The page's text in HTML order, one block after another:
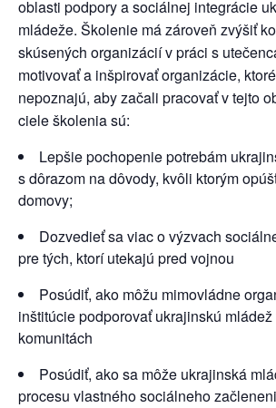
oblasti podpory a sociálnej integrácie
mládeže. Školenie má zároveň zvýšiť
skúsených organizácií v práci s
motivovať a inšpirovať organizácie,
nepoznajú, aby začali pracovať v tejto
ciele školenia sú:
Lepšie pochopenie potrebám
s dôrazom na dôvody, kvôli ktorým
domovy;
Dozvedieť sa viac o výzvach
pre tých, ktorí utekajú pred vojnou
Posúdiť, ako môžu mimovládne
inštitúcie podporovať ukrajinskú
komunitách
Posúdiť, ako sa môže ukrajinská
procesu vlastného sociálneho